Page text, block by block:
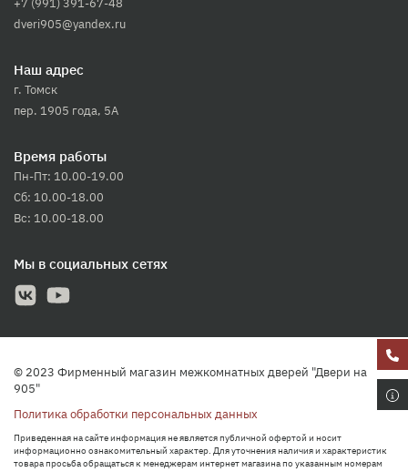
+7 (991) 391-67-48
dveri905@yandex.ru
Наш адрес
г. Томск
пер. 1905 года, 5А
Время работы
Пн-Пт: 10.00-19.00
Сб: 10.00-18.00
Вс: 10.00-18.00
Мы в социальных сетях
© 2023 Фирменный магазин межкомнатных дверей "Двери на
905"
Политика обработки персональных данных
Приведенная на сайте информация не является публичной офертой и носит
информационно ознакомительный характер. Для уточнения наличия и характеристик
товара просьба обращаться к менеджерам интернет магазина по указанным номерам